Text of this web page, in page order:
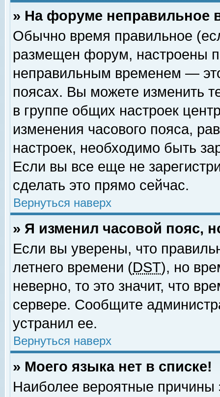
» На форуме неправильное
Обычно время правильное
размещен форум, настроены
неправильным временем —
поясах. Вы можете изменить
в группе общих настроек
изменения часового пояса,
настроек, необходимо быть
Если вы все еще не
сделать это прямо сейчас.
Вернуться наверх
» Я изменил часовой пояс,
Если вы уверены, что
летнего времени (DST), но
неверно, то это значит, что
сервере. Сообщите
устранил ее.
Вернуться наверх
» Моего языка нет в списке!
Наиболее вероятные причины